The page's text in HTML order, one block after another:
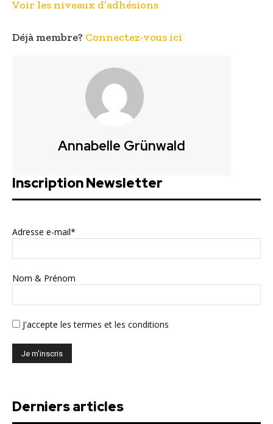
Voir les niveaux d’adhésions
Déjà membre? Connectez-vous ici
Annabelle Grünwald
Inscription Newsletter
Adresse e-mail*
Nom & Prénom
J'accepte les termes et les conditions
Derniers articles